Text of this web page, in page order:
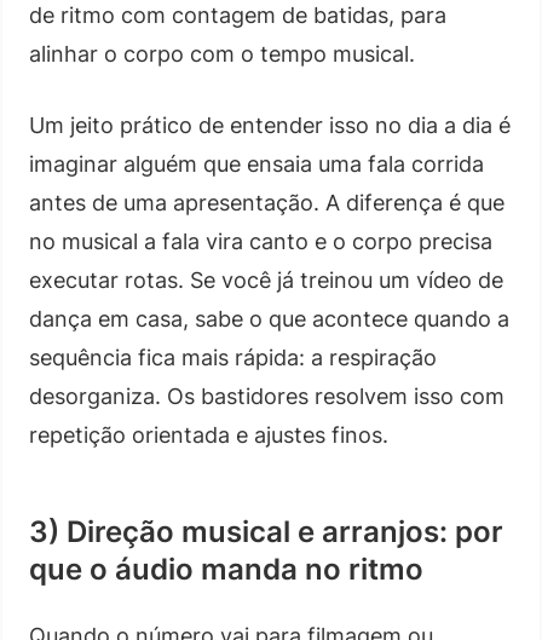
de ritmo com contagem de batidas, para
alinhar o corpo com o tempo musical.
Um jeito prático de entender isso no dia a dia é
imaginar alguém que ensaia uma fala corrida
antes de uma apresentação. A diferença é que
no musical a fala vira canto e o corpo precisa
executar rotas. Se você já treinou um vídeo de
dança em casa, sabe o que acontece quando a
sequência fica mais rápida: a respiração
desorganiza. Os bastidores resolvem isso com
repetição orientada e ajustes finos.
3) Direção musical e arranjos: por
que o áudio manda no ritmo